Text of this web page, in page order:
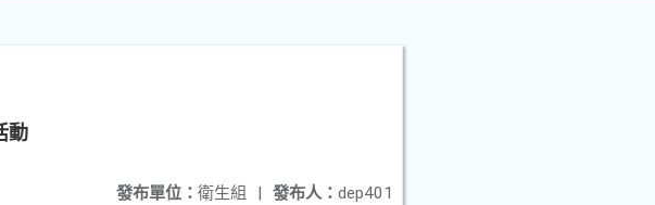
動
發布人： dep401
發布單位： 衛生組 |